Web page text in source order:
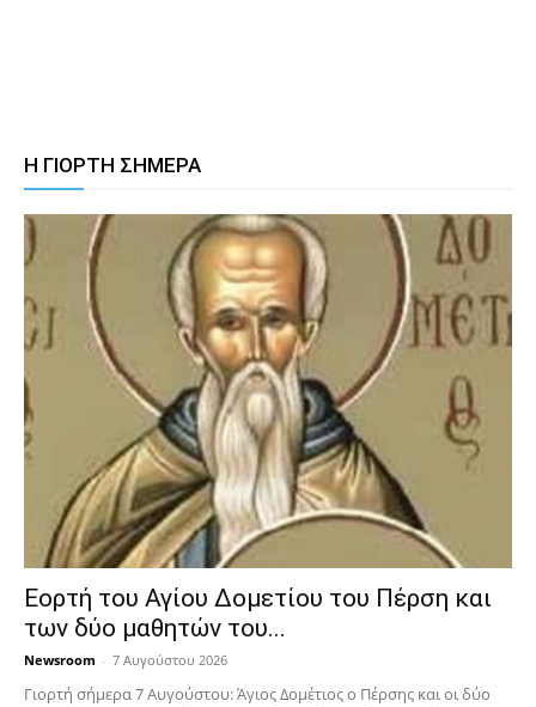
Η ΓΙΟΡΤΗ ΣΗΜΕΡΑ
Εορτή του Αγίου Δομετίου του Πέρση και
των δύο μαθητών του...
Newsroom - 7 Αυγούστου 2026
Γιορτή σήμερα 7 Αυγούστου: Άγιος Δομέτιος ο Πέρσης και οι δύο